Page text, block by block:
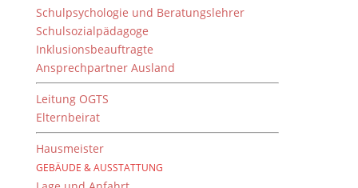
Schulpsychologie und Beratungslehrer
Schulsozialpädagoge
Inklusionsbeauftragte
Ansprechpartner Ausland
Leitung OGTS
Elternbeirat
Hausmeister
GEBÄUDE & AUSSTATTUNG
Chef zu gewinnen!
22. April 2018
„Chef zu gewinnen”: ZF-Personalchef Jürgen Holeksa